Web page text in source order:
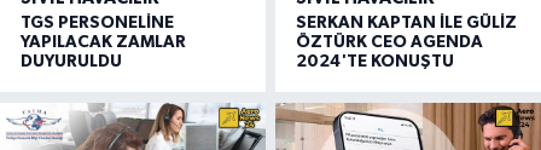
TGS PERSONELİNE
YAPILACAK ZAMLAR
DUYURULDU
SERKAN KAPTAN İLE GÜLİZ
ÖZTÜRK CEO AGENDA
2024'TE KONUŞTU